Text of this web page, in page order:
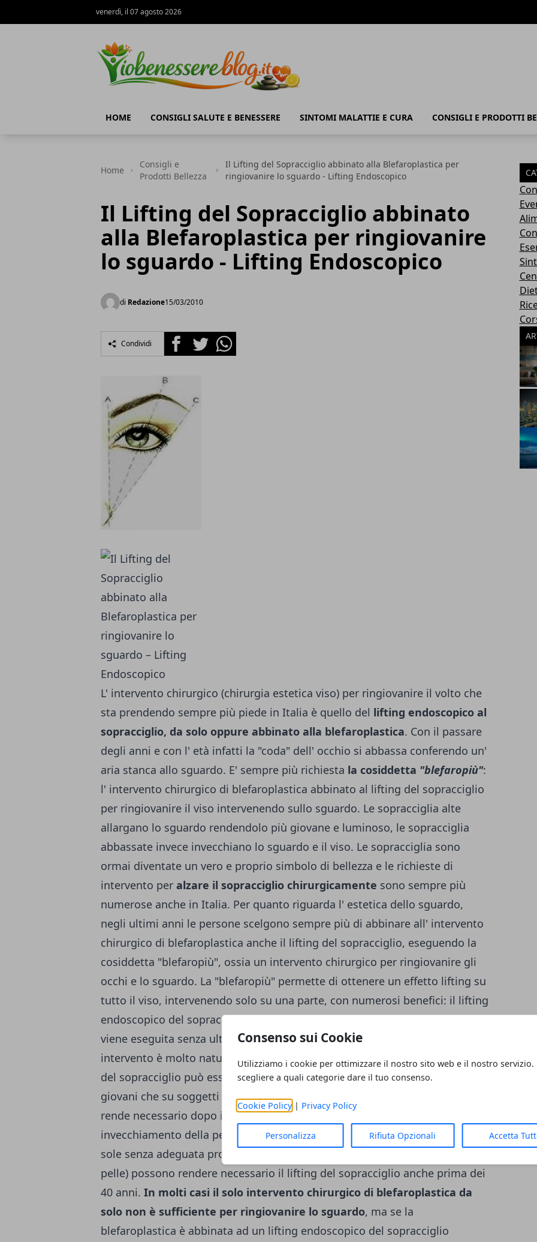
Consenso sui Cookie
Utilizziamo i cookie per ottimizzare il nostro sito web e il nostro servizio.
scegliere a quali categorie dare il tuo consenso.
Cookie Policy| Privacy Policy
Personalizza Rifiuta Opzionali Accetta
venerdì, il 07 agosto 2026
HOME CONSIGLI SALUTE E BENESSERE SINTOMI MALATTIE E CURA CONSIGLI E PRODOTTI
Home
Consigli e
Prodotti Bellezza
Il Lifting del Sopracciglio abbinato alla Blefaroplastica per
ringiovanire lo sguardo - Lifting Endoscopico
Il Lifting del Sopracciglio abbinato
alla Blefaroplastica per ringiovanire
lo sguardo - Lifting Endoscopico
di Redazione15/03/2010
Condividi FacebookTwitterWhatsapp
L' intervento chirurgico (chirurgia estetica viso) per ringiovanire il volto che
sta prendendo sempre più piede in Italia è quello del lifting endoscopico al
sopracciglio, da solo oppure abbinato alla blefaroplastica. Con il passare
degli anni e con l' età infatti la "coda" dell' occhio si abbassa conferendo un'
aria stanca allo sguardo. E' sempre più richiesta la cosiddetta "blefaropiù":
l' intervento chirurgico di blefaroplastica abbinato al lifting del sopracciglio
per ringiovanire il viso intervenendo sullo sguardo. Le sopracciglia alte
allargano lo sguardo rendendolo più giovane e luminoso, le sopracciglia
abbassate invece invecchiano lo sguardo e il viso. Le sopracciglia sono
ormai diventate un vero e proprio simbolo di bellezza e le richieste di
intervento per alzare il sopracciglio chirurgicamente sono sempre più
numerose anche in Italia. Per quanto riguarda l' estetica dello sguardo,
negli ultimi anni le persone scelgono sempre più di abbinare all' intervento
chirurgico di blefaroplastica anche il lifting del sopracciglio, eseguendo la
cosiddetta "blefaropiù", ossia un intervento chirurgico per ringiovanire gli
occhi e lo sguardo. La "blefaropiù" permette di ottenere un effetto lifting su
tutto il viso, intervenendo solo su una parte, con numerosi benefici: il lifting
endoscopico del sopracciglio è una tecnica associabile alla blefaroplastica e
viene eseguita senza ulteriori disagi per il soggetto. L' aspetto finale post-
intervento è molto naturale e più efficace della sola blefaroplastica. Il lifting
del sopracciglio può essere praticato dal chirurgo estetico sia su soggetti
giovani che su soggetti non più giovani.
rende necessario dopo i 40 anni, ma la scelta dipende dallo stato d'
invecchiamento della pelle. Alcuni fattori, come l' esposizione eccessiva al
sole senza adeguata protezione o il fumo (fattori di invecchiamento della
pelle) possono rendere necessario il lifting del sopracciglio anche prima dei
40 anni. In molti casi il solo intervento chirurgico di blefaroplastica da
solo non è sufficiente per ringiovanire lo sguardo, ma se la
blefaroplastica è abbinata ad un lifting endoscopico del sopracciglio